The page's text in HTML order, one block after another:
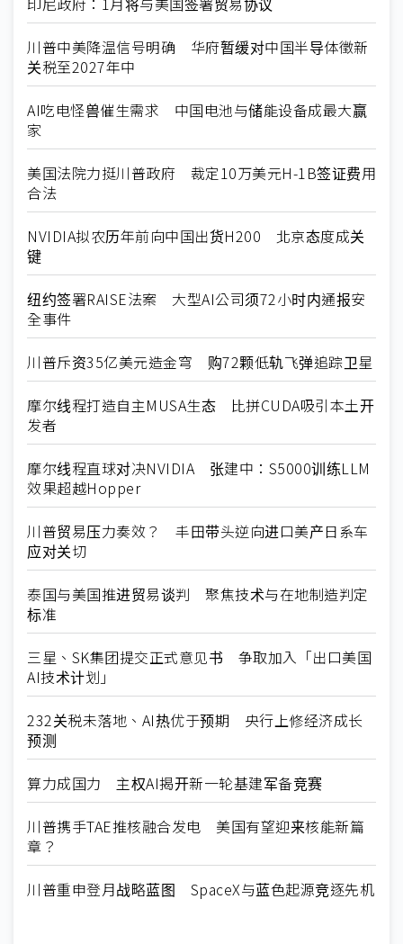
川普中美降温信号明确 华府暂缓对中国半导体徵新
关税至2027年中
AI吃电怪兽催生需求 中国电池与储能设备成最大赢
家
美国法院力挺川普政府 裁定10万美元H-1B签证费用
合法
NVIDIA拟农历年前向中国出货H200 北京态度成关
键
纽约签署RAISE法案 大型AI公司须72小时内通报安
全事件
川普斥资35亿美元造金穹 购72颗低轨飞弹追踪卫星
摩尔线程打造自主MUSA生态 比拼CUDA吸引本土开
发者
摩尔线程直球对决NVIDIA 张建中：S5000训练LLM
效果超越Hopper
川普贸易压力奏效？ 丰田带头逆向进口美产日系车
应对关切
泰国与美国推进贸易谈判 聚焦技术与在地制造判定
标准
三星、SK集团提交正式意见书 争取加入「出口美国
AI技术计划」
232关税未落地、AI热优于预期 央行上修经济成长
预测
算力成国力 主权AI揭开新一轮基建军备竞赛
川普携手TAE推核融合发电 美国有望迎来核能新篇
章？
川普重申登月战略蓝图 SpaceX与蓝色起源竞逐先机